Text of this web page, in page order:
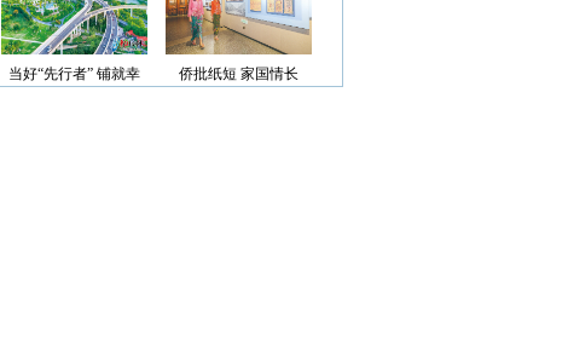
当好“先行者” 铺就幸
侨批纸短 家国情长